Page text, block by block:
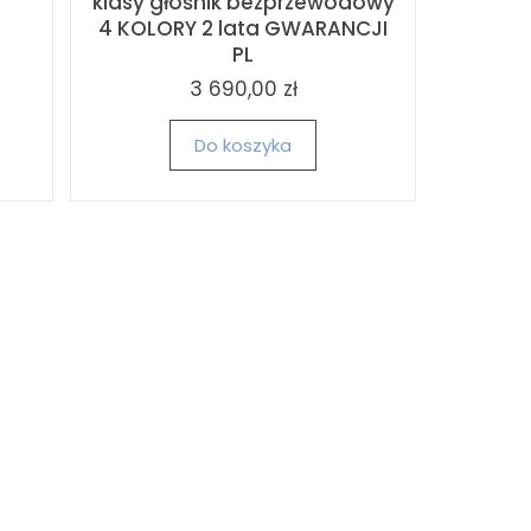
4 KOLORY 2 lata GWARANCJI
PL
3 690,00 zł
Do koszyka